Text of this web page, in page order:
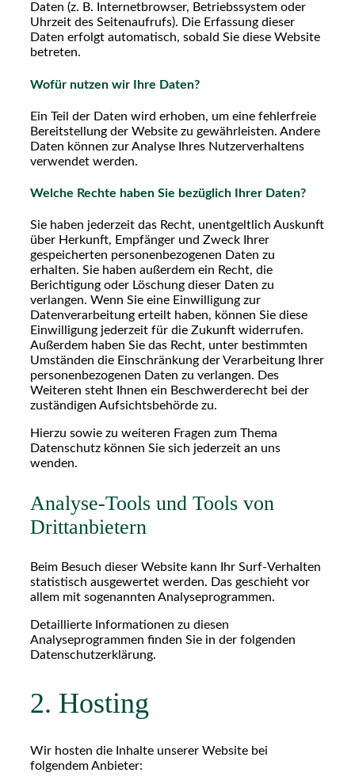
Daten (z. B. Internetbrowser, Betriebssystem oder
Uhrzeit des Seitenaufrufs). Die Erfassung dieser
Daten erfolgt automatisch, sobald Sie diese Website
betreten.
Wofür nutzen wir Ihre Daten?
Ein Teil der Daten wird erhoben, um eine fehlerfreie
Bereitstellung der Website zu gewährleisten. Andere
Daten können zur Analyse Ihres Nutzerverhaltens
verwendet werden.
Welche Rechte haben Sie bezüglich Ihrer Daten?
Sie haben jederzeit das Recht, unentgeltlich Auskunft
über Herkunft, Empfänger und Zweck Ihrer
gespeicherten personenbezogenen Daten zu
erhalten. Sie haben außerdem ein Recht, die
Berichtigung oder Löschung dieser Daten zu
verlangen. Wenn Sie eine Einwilligung zur
Datenverarbeitung erteilt haben, können Sie diese
Einwilligung jederzeit für die Zukunft widerrufen.
Außerdem haben Sie das Recht, unter bestimmten
Umständen die Einschränkung der Verarbeitung Ihrer
personenbezogenen Daten zu verlangen. Des
Weiteren steht Ihnen ein Beschwerderecht bei der
zuständigen Aufsichtsbehörde zu.
Hierzu sowie zu weiteren Fragen zum Thema
Datenschutz können Sie sich jederzeit an uns
wenden.
Analyse-Tools und Tools von
Dritt­anbietern
Beim Besuch dieser Website kann Ihr Surf-Verhalten
statistisch ausgewertet werden. Das geschieht vor
allem mit sogenannten Analyseprogrammen.
Detaillierte Informationen zu diesen
Analyseprogrammen finden Sie in der folgenden
Datenschutzerklärung.
2. Hosting
Wir hosten die Inhalte unserer Website bei
folgendem Anbieter: